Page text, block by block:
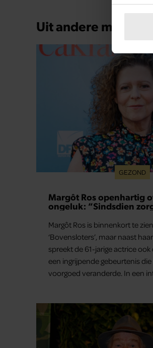
We
media,
onze
Uit andere media
GEZOND
Margôt Ros openhartig
ongeluk: “Sindsdien
Margôt Ros is binnenkort te
‘Bovensloters’, maar naast
spreekt de 61-jarige actrice
een ingrijpende gebeurtenis
voorgoed veranderde. In een
zichzelf en haar gezondheid te
steekt nu anders in elkaar”, zegt